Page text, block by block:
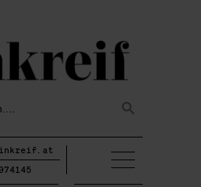
Button